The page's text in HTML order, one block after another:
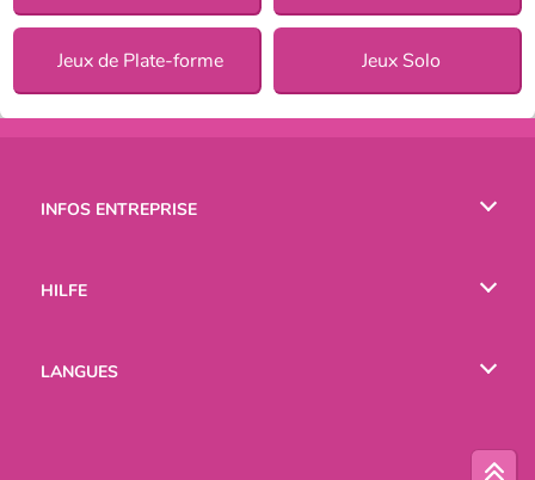
Jeux de Plate-forme Jeux Solo
INFOS ENTREPRISE
HILFE
LANGUES